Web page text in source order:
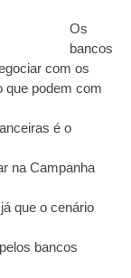
Os
bancos
com os
que podem com
é o
na Campanha
que o cenário
bancos